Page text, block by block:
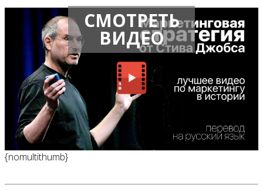
СМОТРЕТЬ
ВИДЕО
{nomultithumb}